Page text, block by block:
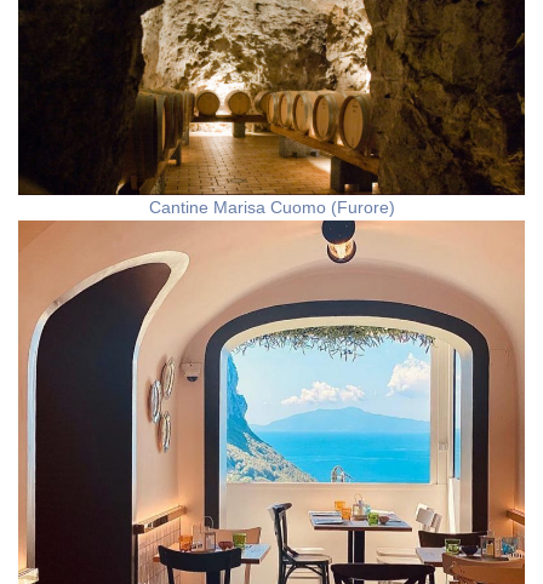
Cantine Marisa Cuomo (Furore)